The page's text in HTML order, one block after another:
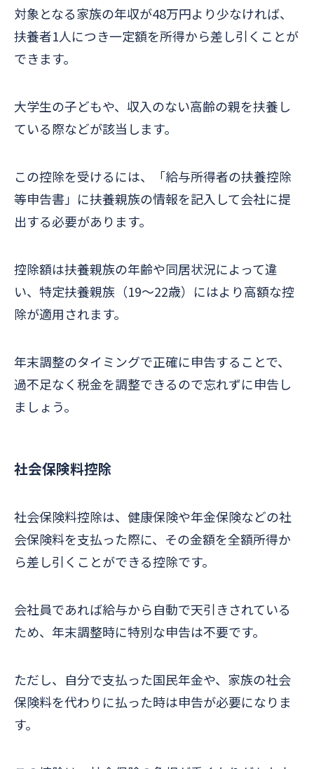
対象となる家族の年収が48万円より少なければ、
扶養者1人につき一定額を所得から差し引くことが
できます。
大学生の子どもや、収入のない高齢の親を扶養し
ている際などが該当します。
この控除を受けるには、「給与所得者の扶養控除
等申告書」に扶養親族の情報を記入して会社に提
出する必要があります。
控除額は扶養親族の年齢や同居状況によって違
い、特定扶養親族（19～22歳）にはより高額な控
除が適用されます。
年末調整のタイミングで正確に申告することで、
過不足なく税金を調整できるので忘れずに申告し
ましょう。
社会保険料控除
社会保険料控除は、健康保険や年金保険などの社
会保険料を支払った際に、その金額を全額所得か
ら差し引くことができる控除です。
会社員であれば給与から自動で天引きされている
ため、年末調整時に特別な申告は不要です。
ただし、自分で支払った国民年金や、家族の社会
保険料を代わりに払った時は申告が必要になりま
す。